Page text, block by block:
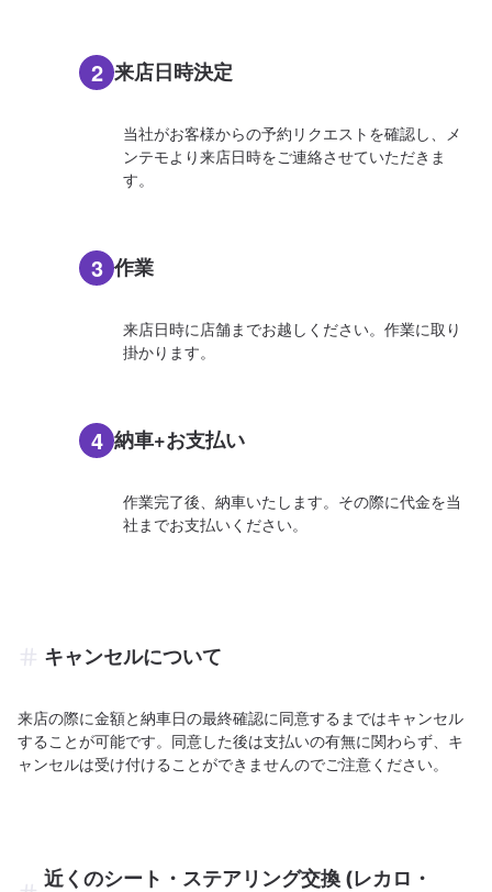
2 来店日時決定
当社がお客様からの予約リクエストを確認し、メ
ンテモより来店日時をご連絡させていただきま
す。
3 作業
来店日時に店舗までお越しください。作業に取り
掛かります。
4 納車+お支払い
作業完了後、納車いたします。その際に代金を当
社までお支払いください。
キャンセルについて
来店の際に金額と納車日の最終確認に同意するまではキャンセル
することが可能です。同意した後は支払いの有無に関わらず、キ
ャンセルは受け付けることができませんのでご注意ください。
近くのシート・ステアリング交換 (レカロ・